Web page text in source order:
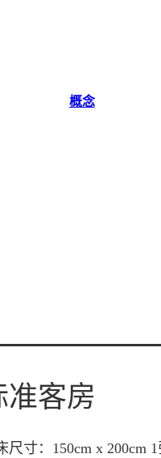
概念
准客房
尺寸：150cm x 200cm